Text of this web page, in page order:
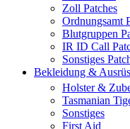
Zoll Patches
Ordnungsamt
Blutgruppen
IR ID Call
Sonstiges
Bekleidung &
Holster &
Tasmanian
Sonstiges
First Aid